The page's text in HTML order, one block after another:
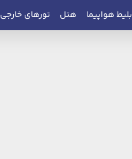
بلیط هواپیما هتل تورهای خارجی